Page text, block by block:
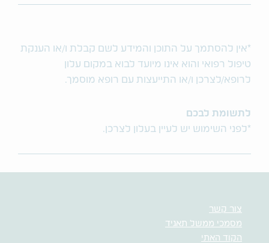
*אין להסתמך על התוכן והמידע לשם קבלת ו/או הענקת
טיפול רפואי והוא אינו מיועד לבוא במקום עלון
לרופא/לצרכן ו/או התייעצות עם רופא מוסמך.
לתשומת לבכם
*לפני השימוש יש לעיין בעלון לצרכן.
צור קשר
מסמכי ממשל תאגיד
הקוד האתי